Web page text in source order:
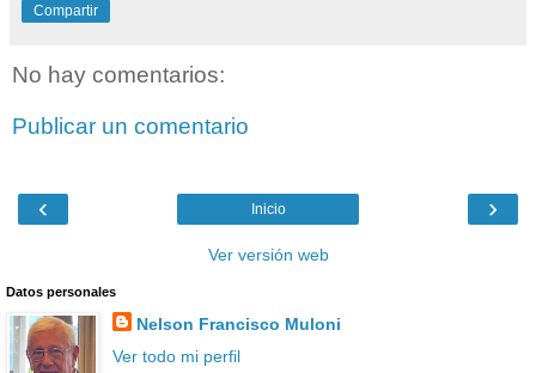
Compartir
No hay comentarios:
Publicar un comentario
‹ ›
Inicio
Ver versión web
Datos personales
Nelson Francisco Muloni
Ver todo mi perfil